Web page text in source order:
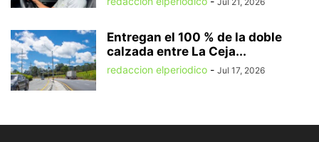
Entregan el 100 % de la doble
calzada entre La Ceja...
redaccion elperiodico - Jul 17, 2026